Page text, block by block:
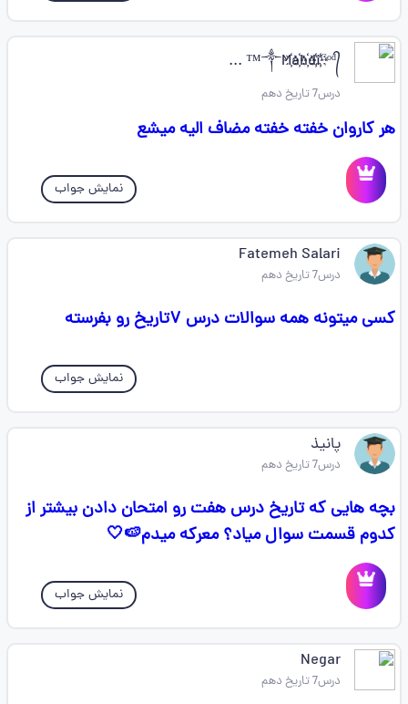
༒M҉a҉h҉d҉i҉ᴳᵒᵈ᭄™ ...
درس7 تاریخ دهم
هر کاروان خفته خفته مضاف الیه میشع
نمایش جواب
Fatemeh Salari
درس7 تاریخ دهم
کسی میتونه همه سوالات درس ۷تاریخ رو بفرسته
نمایش جواب
پانیذ
درس7 تاریخ دهم
بچه هایی که تاریخ درس هفت رو امتحان دادن بیشتر از
کدوم قسمت سوال میاد؟ معرکه میدم🍉🤍
نمایش جواب
Negar ‌‌‌‌‌‌‌‌‌‌‌
درس7 تاریخ دهم